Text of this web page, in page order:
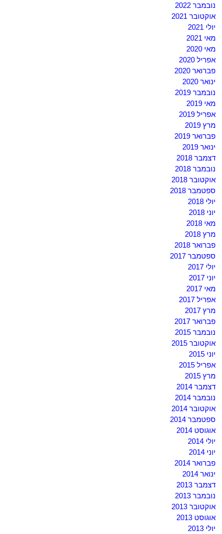
נובמבר 2022
אוקטובר 2021
יולי 2021
מאי 2021
מאי 2020
אפריל 2020
פברואר 2020
ינואר 2020
נובמבר 2019
מאי 2019
אפריל 2019
מרץ 2019
פברואר 2019
ינואר 2019
דצמבר 2018
נובמבר 2018
אוקטובר 2018
ספטמבר 2018
יולי 2018
יוני 2018
מאי 2018
מרץ 2018
פברואר 2018
ספטמבר 2017
יולי 2017
יוני 2017
מאי 2017
אפריל 2017
מרץ 2017
פברואר 2017
נובמבר 2015
אוקטובר 2015
יוני 2015
אפריל 2015
מרץ 2015
דצמבר 2014
נובמבר 2014
אוקטובר 2014
ספטמבר 2014
אוגוסט 2014
יולי 2014
יוני 2014
פברואר 2014
ינואר 2014
דצמבר 2013
נובמבר 2013
אוקטובר 2013
אוגוסט 2013
יולי 2013